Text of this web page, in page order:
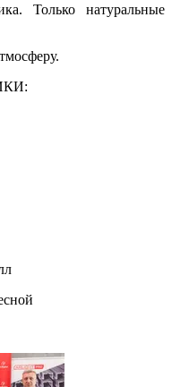
Только натуральные